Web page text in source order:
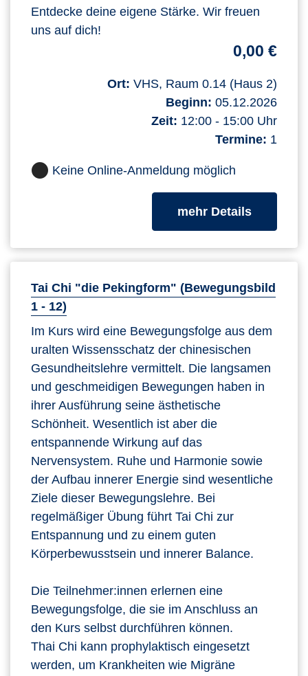
Entdecke deine eigene Stärke. Wir freuen
uns auf dich!
0,00 €
Ort: VHS, Raum 0.14 (Haus 2)
Beginn: 05.12.2026
Zeit: 12:00 - 15:00 Uhr
Termine: 1
Keine Online-Anmeldung möglich
mehr Detailszum
Tai Chi "die Pekingform" (Bewegungsbild
1 - 12)
Im Kurs wird eine Bewegungsfolge aus dem
uralten Wissensschatz der chinesischen
Gesundheitslehre vermittelt. Die langsamen
und geschmeidigen Bewegungen haben in
ihrer Ausführung seine ästhetische
Schönheit. Wesentlich ist aber die
entspannende Wirkung auf das
Nervensystem. Ruhe und Harmonie sowie
der Aufbau innerer Energie sind wesentliche
Ziele dieser Bewegungslehre. Bei
regelmäßiger Übung führt Tai Chi zur
Entspannung und zu einem guten
Körperbewusstsein und innerer Balance.
Die Teilnehmer:innen erlernen eine
Bewegungsfolge, die sie im Anschluss an
den Kurs selbst durchführen können.
Thai Chi kann prophylaktisch eingesetzt
werden, um Krankheiten wie Migräne